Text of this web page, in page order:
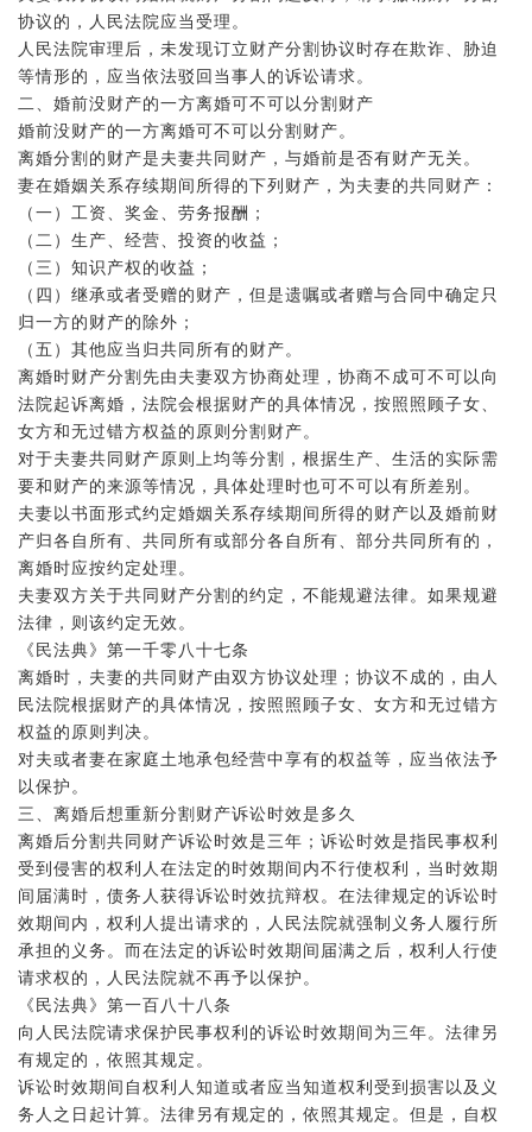
协议的，人民法院应当受理。
人民法院审理后，未发现订立财产分割协议时存在欺诈、胁迫
等情形的，应当依法驳回当事人的诉讼请求。
二、婚前没财产的一方离婚可不可以分割财产
婚前没财产的一方离婚可不可以分割财产。
离婚分割的财产是夫妻共同财产，与婚前是否有财产无关。
妻在婚姻关系存续期间所得的下列财产，为夫妻的共同财产：
（一）工资、奖金、劳务报酬；
（二）生产、经营、投资的收益；
（三）知识产权的收益；
（四）继承或者受赠的财产，但是遗嘱或者赠与合同中确定只
归一方的财产的除外；
（五）其他应当归共同所有的财产。
离婚时财产分割先由夫妻双方协商处理，协商不成可不可以向
法院起诉离婚，法院会根据财产的具体情况，按照照顾子女、
女方和无过错方权益的原则分割财产。
对于夫妻共同财产原则上均等分割，根据生产、生活的实际需
要和财产的来源等情况，具体处理时也可不可以有所差别。
夫妻以书面形式约定婚姻关系存续期间所得的财产以及婚前财
产归各自所有、共同所有或部分各自所有、部分共同所有的，
离婚时应按约定处理。
夫妻双方关于共同财产分割的约定，不能规避法律。如果规避
法律，则该约定无效。
《民法典》第一千零八十七条
离婚时，夫妻的共同财产由双方协议处理；协议不成的，由人
民法院根据财产的具体情况，按照照顾子女、女方和无过错方
权益的原则判决。
对夫或者妻在家庭土地承包经营中享有的权益等，应当依法予
以保护。
三、离婚后想重新分割财产诉讼时效是多久
离婚后分割共同财产诉讼时效是三年；诉讼时效是指民事权利
受到侵害的权利人在法定的时效期间内不行使权利，当时效期
间届满时，债务人获得诉讼时效抗辩权。在法律规定的诉讼时
效期间内，权利人提出请求的，人民法院就强制义务人履行所
承担的义务。而在法定的诉讼时效期间届满之后，权利人行使
请求权的，人民法院就不再予以保护。
《民法典》第一百八十八条
向人民法院请求保护民事权利的诉讼时效期间为三年。法律另
有规定的，依照其规定。
诉讼时效期间自权利人知道或者应当知道权利受到损害以及义
务人之日起计算。法律另有规定的，依照其规定。但是，自权